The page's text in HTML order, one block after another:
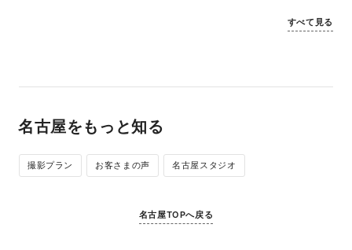
すべて見る
名古屋をもっと知る
撮影プラン お客さまの声 名古屋スタジオ
名古屋TOPへ戻る